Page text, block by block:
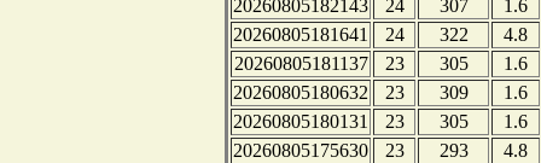
20260805182143
24 307
1.6
20260805181641
24 322
4.8
20260805181137
23 305
1.6
20260805180632
23 309
1.6
20260805180131
23 305
1.6
20260805175630
23 293 4.8